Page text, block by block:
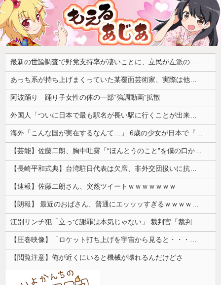
最新の世論調査で野党支持率が凄いことに、立民が左派の嫌う政策に賛同してしまった結果……
あっち系が持ち上げまくっていた某覆面芸術家、実際は他人に迷惑をかけまくりだったと証明されてしまい……
阿波踊り 踊り子女性の体の一部“強調動画”拡散
外国人「ついに日本で最も駅名が長い駅に行くことが出来たよ！」
海外「こんな国が実在するなんて…」 6歳の少女が日本で『はじめてのおつかい』に挑戦する姿に世界が衝撃
【芸能】佐藤二朗、胸中吐露「“ほんとうのこと”を僕の口からは何ひとつ言えなくて… 言葉にできぬ悔しさを日々感じております」
【長崎平和式典】台湾駐日代表は欠席、非外交団扱いに抗議※今年2026年も北朝鮮は送付対象
【速報】佐藤二朗さん、突然ツイートｗｗｗｗｗｗｗ
【朗報】 最近のおばさん、普通にエッッッすぎるｗｗｗｗｗｗｗｗｗｗ
江別リンチ犯「立って謝罪は本気じゃない」 裁判官「裁判で土下座してないキミは本気じゃないな」
【圧巻映像】「ロケット打ち上げを宇宙から見ると・・・」の動画が衝撃的
【閲覧注意】俺が近くにいると機械が壊れるんだけどさ